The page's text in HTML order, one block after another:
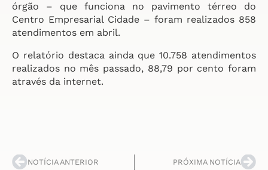
órgão – que funciona no pavimento térreo do
Centro Empresarial Cidade – foram realizados 858
atendimentos em abril.
O relatório destaca ainda que 10.758 atendimentos
realizados no mês passado, 88,79 por cento foram
através da internet.
NOTÍCIA ANTERIOR PRÓXIMA NOTÍCIA